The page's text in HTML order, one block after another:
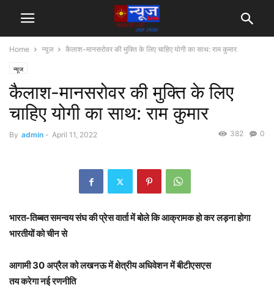
Home न्यूज कैलाश-मानसरोवर की मुक्ति के लिए चाहिए योगी का साथ: राम कुमार
न्यूज
कैलाश-मानसरोवर की मुक्ति के लिए
चाहिए योगी का साथ: राम कुमार
By admin - April 11, 2022 0
382
भारत-तिब्बत समन्वय संघ की प्रेस वार्ता में बोले कि आक्रामक हो कर लड़ना होगा
भारतीयों को चीन से
आगामी 30 अप्रैल को लखनऊ में क्षेत्रीय अधिवेशन में बीटीएसएस
तय करेगा नई रणनीति